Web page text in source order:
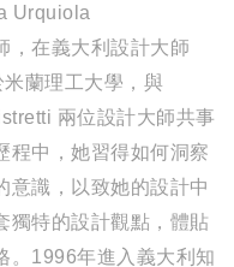
Urquiola
，在義大利設計大師
蘭理工大學，與
兩位設計大師共事
程中，她習得如何洞察
意識，以致她的設計中
獨特的設計觀點，體貼
。1996年進入義大利知